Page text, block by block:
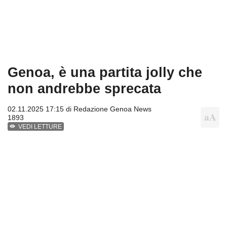
Genoa, è una partita jolly che
non andrebbe sprecata
02.11.2025 17:15 di Redazione Genoa News
1893
VEDI LETTURE